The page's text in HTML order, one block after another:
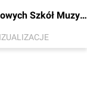
Zdjęcia [Warszawa] Zespół Państwowych Szkół Muzycznych (nowa siedziba)